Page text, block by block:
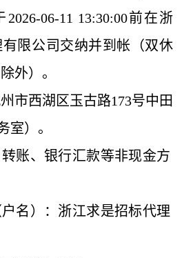
2026-06-11 13:30:00前在浙
限公司交纳并到帐（双休
外）。
州市西湖区玉古路173号中田
室）。
账、银行汇款等非现金方
名）：浙江求是招标代理